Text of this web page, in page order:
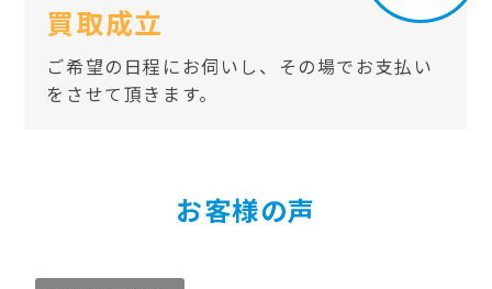
買取成立
ご希望の日程にお伺いし、その場でお支払い
をさせて頂きます。
お客様の声